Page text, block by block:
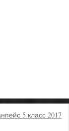
5 класс 2017